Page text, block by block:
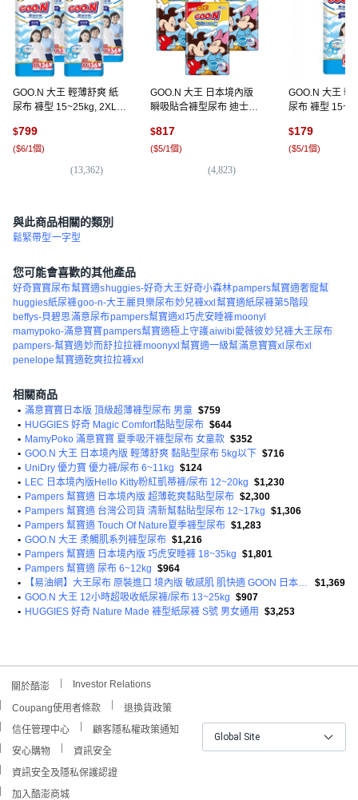
GOO.N 大王 輕薄舒爽 紙
尿布 褲型 15~25kg, 2XL,
$799
($6/1個)
(13,362)
GOO.N 大王 日本境內版
瞬吸貼合褲型尿布 迪士尼
$817
($5/1個)
(4,823)
GOO.N 大王 輕
尿布 褲型
$179
($5/1個)
與此商品相關的類別
鬆緊帶型一字型
您可能會喜歡的其他產品
好奇寶寶尿布幫寶適s huggies-好奇大王好奇小森林pampers幫寶適奢寵幫
huggies紙尿褲goo-n-大王麗貝樂尿布妙兒褲xxl 幫寶適紙尿褲第5階段
beffys-貝碧思滿意尿布pampers幫寶適xl 巧虎安睡褲moonyl
mamypoko-滿意寶寶pampers幫寶適極上守護aiwibi愛薇彼妙兒褲大王尿布
pampers-幫寶適妙而舒拉拉褲moonyxl 幫寶適一級幫滿意寶寶xl 尿布xl
penelope幫寶適乾爽拉拉褲xxl
相關商品
• 滿意寶寶日本版 頂級超薄褲型尿布 男童 $759
• HUGGIES 好奇 Magic Comfort黏貼型尿布 $644
• MamyPoko 滿意寶寶 夏季吸汗褲型尿布 女童款 $352
• GOO.N 大王 日本境內版 輕薄舒爽 黏貼型尿布 5kg以下 $716
• UniDry 優力寶 優力褲/尿布 6~11kg $124
• LEC 日本境內版Hello Kitty粉紅凱蒂褲/尿布 12~20kg $1,230
• Pampers 幫寶適 日本境內版 超薄乾爽黏貼型尿布 $2,300
• Pampers 幫寶適 台灣公司貨 清新幫黏貼型尿布 12~17kg $1,306
• Pampers 幫寶適 Touch Of Nature夏季褲型尿布 $1,283
• GOO.N 大王 柔觸肌系列褲型尿布 $1,216
• Pampers 幫寶適 日本境內版 巧虎安睡褲 18~35kg $1,801
• Pampers 幫寶適 尿布 6~12kg $964
•
【易油網】大王尿布 原裝進口 境內版 敏感肌 肌快適 GOON 日本原裝
$1,369
• GOO.N 大王 12小時超吸收紙尿褲/尿布 13~25kg $907
• HUGGIES 好奇 Nature Made 褲型紙尿褲 S號 男女通用 $3,253
關於酷澎 Investor Relations
Coupang使用者條款
退換貨政策
信任管理中心
顧客隱私權政策通知
安心購物
資訊安全
資訊安全及隱私保護認證
加入酷澎商城
Global Site